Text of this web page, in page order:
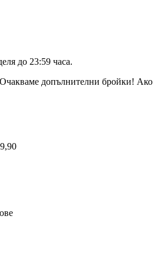
до 23:59 часа.
допълнителни бройки! Ако